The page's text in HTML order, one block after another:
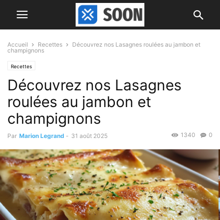
Accueil Recettes
Découvrez nos Lasagnes roulées au jambon et
champignons
Recettes
Découvrez nos Lasagnes
roulées au jambon et
champignons
Par Marion Legrand - 31 août 2025 0
1340